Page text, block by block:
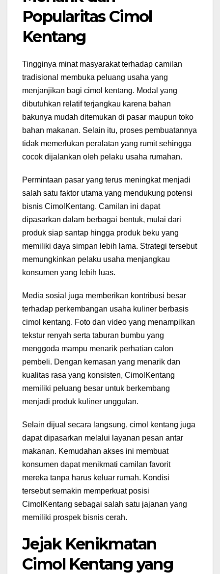
Popularitas Cimol
Kentang
Tingginya minat masyarakat terhadap camilan
tradisional membuka peluang usaha yang
menjanjikan bagi cimol kentang. Modal yang
dibutuhkan relatif terjangkau karena bahan
bakunya mudah ditemukan di pasar maupun toko
bahan makanan. Selain itu, proses pembuatannya
tidak memerlukan peralatan yang rumit sehingga
cocok dijalankan oleh pelaku usaha rumahan.
Permintaan pasar yang terus meningkat menjadi
salah satu faktor utama yang mendukung potensi
bisnis CimolKentang. Camilan ini dapat
dipasarkan dalam berbagai bentuk, mulai dari
produk siap santap hingga produk beku yang
memiliki daya simpan lebih lama. Strategi tersebut
memungkinkan pelaku usaha menjangkau
konsumen yang lebih luas.
Media sosial juga memberikan kontribusi besar
terhadap perkembangan usaha kuliner berbasis
cimol kentang. Foto dan video yang menampilkan
tekstur renyah serta taburan bumbu yang
menggoda mampu menarik perhatian calon
pembeli. Dengan kemasan yang menarik dan
kualitas rasa yang konsisten, CimolKentang
memiliki peluang besar untuk berkembang
menjadi produk kuliner unggulan.
Selain dijual secara langsung, cimol kentang juga
dapat dipasarkan melalui layanan pesan antar
makanan. Kemudahan akses ini membuat
konsumen dapat menikmati camilan favorit
mereka tanpa harus keluar rumah. Kondisi
tersebut semakin memperkuat posisi
CimolKentang sebagai salah satu jajanan yang
memiliki prospek bisnis cerah.
Jejak Kenikmatan
Cimol Kentang yang